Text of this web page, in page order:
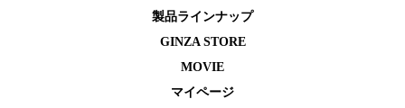
製品ラインナップ
GINZA STORE
MOVIE
マイページ